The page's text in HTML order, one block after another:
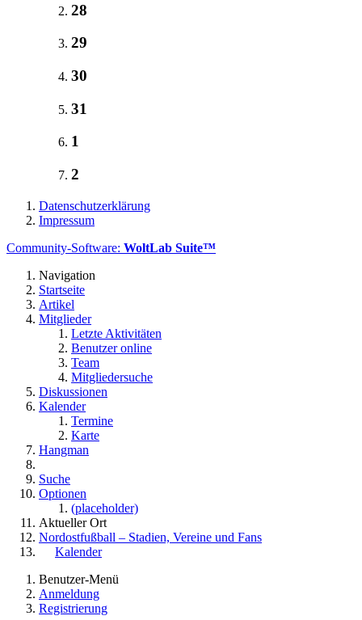
28
29
30
31
1
2
Datenschutzerklärung
Impressum
Community-Software: WoltLab Suite™
Navigation
Startseite
Artikel
Mitglieder
Letzte Aktivitäten
Benutzer online
Team
Mitgliedersuche
Diskussionen
Kalender
Termine
Karte
Hangman
Suche
Optionen
(placeholder)
Aktueller Ort
Nordostfußball – Stadien, Vereine und Fans
Kalender
Benutzer-Menü
Anmeldung
Registrierung